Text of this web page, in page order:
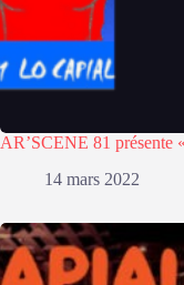
AR’SCENE 81 présente
14 mars 2022